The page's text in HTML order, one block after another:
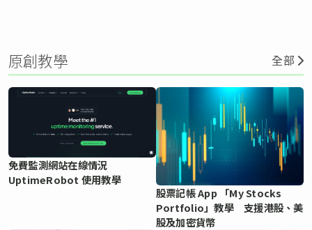
原創教學 全部
免費監測網站在線情況
UptimeRobot 使用教學
股票記帳 App 「My Stocks
Portfolio」教學 支援港股、美
股及加密貨幣